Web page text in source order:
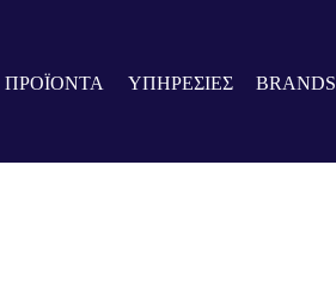
ΠΡΟΪΟΝΤΑ ΥΠΗΡΕΣΙΕΣ BRANDS